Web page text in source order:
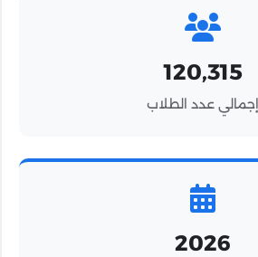
120,315
إجمالي عدد الطلاب
2026